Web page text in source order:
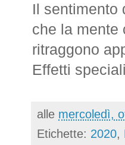
Il sentimento
che la mente
ritraggono
Effetti
alle mercoledì,
Etichette: 2020,